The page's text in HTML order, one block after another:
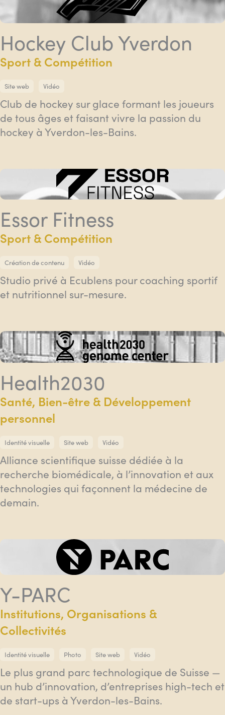
Hockey Club Yverdon
Sport & Compétition
Site web Vidéo
Club de hockey sur glace formant les joueurs
de tous âges et faisant vivre la passion du
hockey à Yverdon-les-Bains.
Essor Fitness
Sport & Compétition
Création de contenu Vidéo
Studio privé à Ecublens pour coaching sportif
et nutritionnel sur-mesure.
Health2030
Santé, Bien-être & Développement
personnel
Identité visuelle Site web Vidéo
Alliance scientifique suisse dédiée à la
recherche biomédicale, à l’innovation et aux
technologies qui façonnent la médecine de
demain.
Y-PARC
Institutions, Organisations &
Collectivités
Identité visuelle Photo Site web Vidéo
Le plus grand parc technologique de Suisse —
un hub d’innovation, d’entreprises high-tech et
de start-ups à Yverdon-les-Bains.